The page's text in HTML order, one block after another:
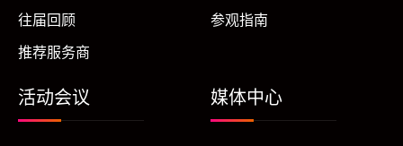
往届回顾
推荐服务商
参观指南
活动会议 媒体中心